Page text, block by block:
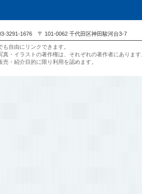
3291-1676 〒 101-0062 千代田区神田駿河台3-7
自由にリンクできます。
真・イラストの著作権は、それぞれの著作者にありま
・紹介目的に限り利用を認めます。